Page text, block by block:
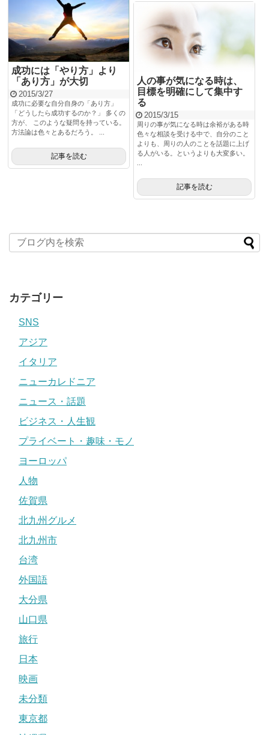
成功には「やり方」より
「あり方」が大切
2015/3/27
成功に必要な自分自身の「あり方」
「どうしたら成功するのか？」 多くの
方が、 このような疑問を持っている。
方法論は色々とあるだろう。 ...
記事を読む
人の事が気になる時は、
目標を明確にして集中す
る
2015/3/15
周りの事が気になる時は余裕がある時
色々な相談を受ける中で、自分のこと
よりも、周りの人のことを話題に上げ
る人がいる。というよりも大変多い。
記事を読む
カテゴリー
SNS
アジア
イタリア
ニューカレドニア
ニュース・話題
ビジネス・人生観
プライベート・趣味・モノ
ヨーロッパ
人物
佐賀県
北九州グルメ
北九州市
台湾
外国語
大分県
山口県
旅行
日本
映画
未分類
東京都